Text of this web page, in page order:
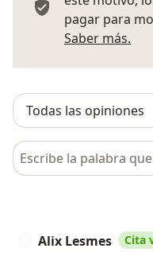
pagar para
Saber más.
Busca en opiniones
Alix Lesmes Cita